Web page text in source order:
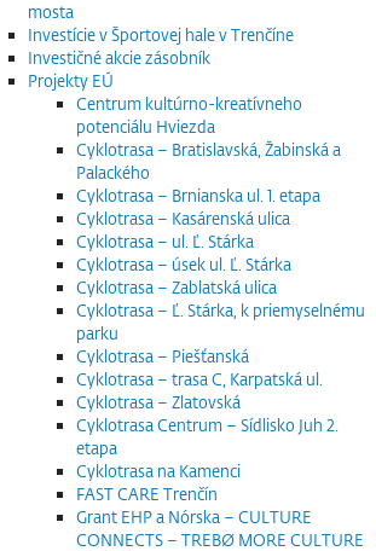
mosta
Investície v Športovej hale v Trenčíne
Investičné akcie zásobník
Projekty EÚ
Centrum kultúrno-kreatívneho
potenciálu Hviezda
Cyklotrasa – Bratislavská, Žabinská a
Palackého
Cyklotrasa – Brnianska ul. 1. etapa
Cyklotrasa – Kasárenská ulica
Cyklotrasa – ul. Ľ. Stárka
Cyklotrasa – úsek ul. Ľ. Stárka
Cyklotrasa – Zablatská ulica
Cyklotrasa – Ľ. Stárka, k priemyselnému
parku
Cyklotrasa – Piešťanská
Cyklotrasa – trasa C, Karpatská ul.
Cyklotrasa – Zlatovská
Cyklotrasa Centrum – Sídlisko Juh 2.
etapa
Cyklotrasa na Kamenci
FAST CARE Trenčín
Grant EHP a Nórska – CULTURE
CONNECTS – TREBØ MORE CULTURE